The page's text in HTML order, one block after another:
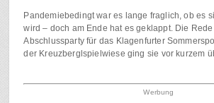
Pandemiebedingt war es lange fraglich, ob es
wird – doch am Ende hat es geklappt. Die
Abschlussparty für das Klagenfurter
der Kreuzberglspielwiese ging sie vor kurzem
Werbung